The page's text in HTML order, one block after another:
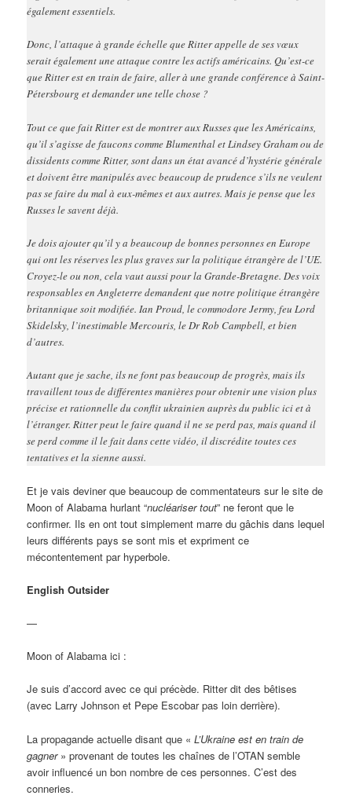
également essentiels.
Donc, l’attaque à grande échelle que Ritter appelle de ses vœux
serait également une attaque contre les actifs américains. Qu’est-ce
que Ritter est en train de faire, aller à une grande conférence à Saint-
Pétersbourg et demander une telle chose ?
Tout ce que fait Ritter est de montrer aux Russes que les Américains,
qu’il s’agisse de faucons comme Blumenthal et Lindsey Graham ou de
dissidents comme Ritter, sont dans un état avancé d’hystérie générale
et doivent être manipulés avec beaucoup de prudence s’ils ne veulent
pas se faire du mal à eux-mêmes et aux autres. Mais je pense que les
Russes le savent déjà.
Je dois ajouter qu’il y a beaucoup de bonnes personnes en Europe
qui ont les réserves les plus graves sur la politique étrangère de l’UE.
Croyez-le ou non, cela vaut aussi pour la Grande-Bretagne. Des voix
responsables en Angleterre demandent que notre politique étrangère
britannique soit modifiée. Ian Proud, le commodore Jermy, feu Lord
Skidelsky, l’inestimable Mercouris, le Dr Rob Campbell, et bien
d’autres.
Autant que je sache, ils ne font pas beaucoup de progrès, mais ils
travaillent tous de différentes manières pour obtenir une vision plus
précise et rationnelle du conflit ukrainien auprès du public ici et à
l’étranger. Ritter peut le faire quand il ne se perd pas, mais quand il
se perd comme il le fait dans cette vidéo, il discrédite toutes ces
tentatives et la sienne aussi.
Et je vais deviner que beaucoup de commentateurs sur le site de
Moon of Alabama hurlant “nucléariser tout” ne feront que le
confirmer. Ils en ont tout simplement marre du gâchis dans lequel
leurs différents pays se sont mis et expriment ce
mécontentement par hyperbole.
English Outsider
—
Moon of Alabama ici :
Je suis d’accord avec ce qui précède. Ritter dit des bêtises
(avec Larry Johnson et Pepe Escobar pas loin derrière).
La propagande actuelle disant que «L’Ukraine est en train de
gagner» provenant de toutes les chaînes de l’OTAN semble
avoir influencé un bon nombre de ces personnes. C’est des
conneries.